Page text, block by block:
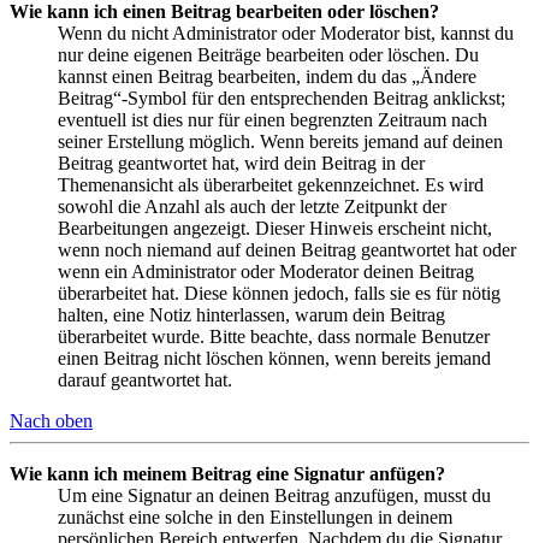
Wie kann ich einen Beitrag bearbeiten oder löschen?
Wenn du nicht Administrator oder Moderator bist, kannst du
nur deine eigenen Beiträge bearbeiten oder löschen. Du
kannst einen Beitrag bearbeiten, indem du das „Ändere
Beitrag“-Symbol für den entsprechenden Beitrag anklickst;
eventuell ist dies nur für einen begrenzten Zeitraum nach
seiner Erstellung möglich. Wenn bereits jemand auf deinen
Beitrag geantwortet hat, wird dein Beitrag in der
Themenansicht als überarbeitet gekennzeichnet. Es wird
sowohl die Anzahl als auch der letzte Zeitpunkt der
Bearbeitungen angezeigt. Dieser Hinweis erscheint nicht,
wenn noch niemand auf deinen Beitrag geantwortet hat oder
wenn ein Administrator oder Moderator deinen Beitrag
überarbeitet hat. Diese können jedoch, falls sie es für nötig
halten, eine Notiz hinterlassen, warum dein Beitrag
überarbeitet wurde. Bitte beachte, dass normale Benutzer
einen Beitrag nicht löschen können, wenn bereits jemand
darauf geantwortet hat.
Nach oben
Wie kann ich meinem Beitrag eine Signatur anfügen?
Um eine Signatur an deinen Beitrag anzufügen, musst du
zunächst eine solche in den Einstellungen in deinem